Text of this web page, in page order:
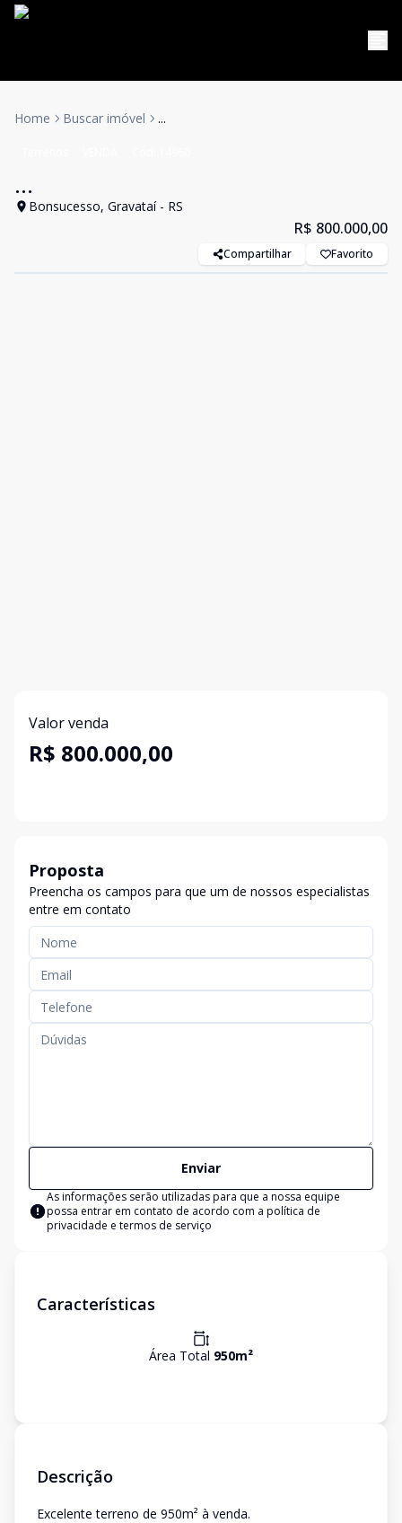
Home Buscar imóvel ...
...
Bonsucesso, Gravataí - RS
R$ 800.000,00
Compartilhar Favorito
Valor venda
R$ 800.000,00
Proposta
Preencha os campos para que um de nossos especialistas
entre em contato
Enviar
As informações serão utilizadas para que a nossa equipe
possa entrar em contato de acordo com a política de
privacidade e termos de serviço
Características
Área Total 950m²
Descrição
Excelente terreno de 950m² à venda.